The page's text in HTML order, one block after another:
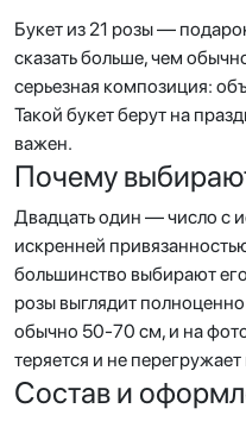
Букет из 21 розы —
сказать больше, чем
серьезная композиция:
Такой букет берут на
важен.
Почему
Двадцать один — число с
искренней
большинство выбирают
розы выглядит
обычно 50-70 см, и на
теряется и не перегружает
Состав и